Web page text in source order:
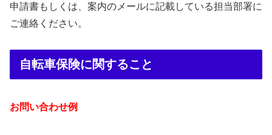
申請書もしくは、案内のメールに記載している担当部署に
ご連絡ください。
自転車保険に関すること
お問い合わせ例